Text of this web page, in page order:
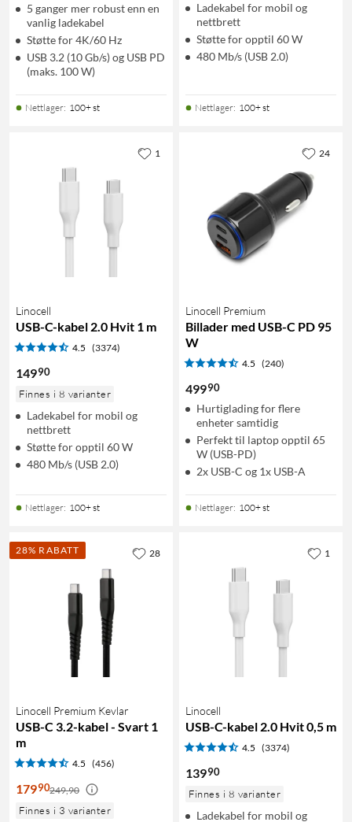
5 ganger mer robust enn en
vanlig ladekabel
Støtte for 4K/60 Hz
USB 3.2 (10 Gb/s) og USB PD
(maks. 100 W)
Nettlager: 100+ st
Ladekabel for mobil og
nettbrett
Støtte for opptil 60 W
480 Mb/s (USB 2.0)
Nettlager: 100+ st
Linocell
USB-C-kabel 2.0 Hvit 1 m
4.5 (3374)
14990
Finnes i 8 varianter
Ladekabel for mobil og
nettbrett
Støtte for opptil 60 W
480 Mb/s (USB 2.0)
Nettlager: 100+ st
1
Linocell Premium
Billader med USB-C PD 95
W
4.5 (240)
49990
Hurtiglading for flere
enheter samtidig
Perfekt til laptop opptil 65
W (USB-PD)
2x USB-C og 1x USB-A
Nettlager: 100+ st
24
28% RABATT
Linocell Premium Kevlar
USB-C 3.2-kabel - Svart 1
m
4.5 (456)
17990249,90
Finnes i 3 varianter
28
Linocell
USB-C-kabel 2.0 Hvit 0,5 m
4.5 (3374)
13990
Finnes i 8 varianter
Ladekabel for mobil og
1